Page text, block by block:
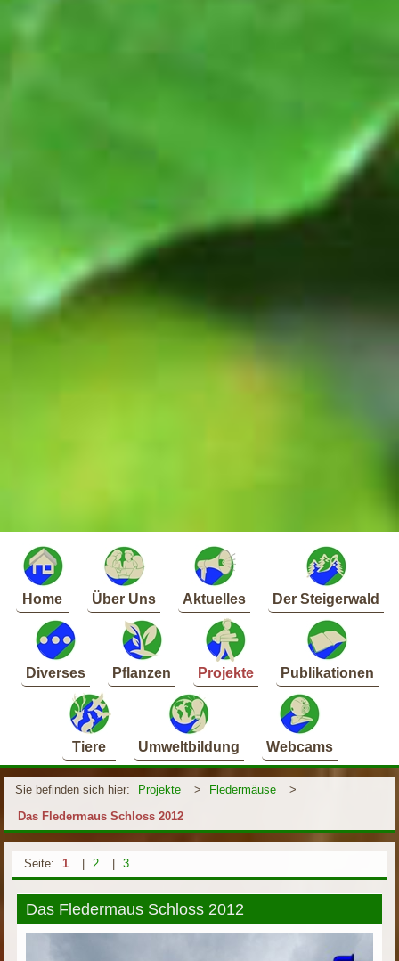
Home Über Uns Aktuelles Der Steigerwald
Diverses Pflanzen Projekte Publikationen
Tiere Umweltbildung Webcams
Sie befinden sich hier: Projekte > Fledermäuse
>
Das Fledermaus Schloss 2012
Seite: 1 2 3
Das Fledermaus Schloss 2012